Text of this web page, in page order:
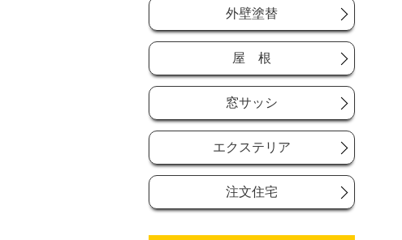
外壁塗替
屋 根
窓サッシ
エクステリア
注文住宅